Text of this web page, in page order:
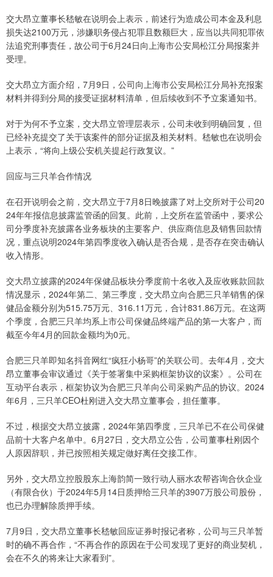
交大昂立董事长嵇敏在说明会上表示，前述行为造成公司本金及利息
损失达2100万元，涉嫌职务侵占犯罪且数额巨大，应当以共同犯罪依
法追究刑事责任，故公司于6月24日向上海市公安局松江分局报案并
受理。
交大昂立方面介绍，7月9日，公司向上海市公安局松江分局补充报案
材料并得到分局的接受证据材料清单，但后续收到不予立案通知书。
对于为何不予立案，交大昂立管理层表示，公司未收到明确回复，但
已经补充提交了关于该案件的部分证据及相关材料。嵇敏也在说明会
上表示，“将向上级公安机关提起行政复议。”
回应与三只羊合作情况
在召开说明会之前，交大昂立于7月8日晚披露了对上交所对于公司20
24年年报信息披露监管函的回复。此前，上交所在监管函中，要求公
司分季度补充披露各业务板块的主要客户、供应商信息及销售回款情
况，重点说明2024年第四季度收入确认是否合规，是否存在突击确认
收入情形。
交大昂立披露的2024年保健品板块分季度前十名收入及应收账款回款
情况显示，2024年第二、第三季度，交大昂立向合肥三只羊销售的保
健品金额分别为515.75万元、316.11万元，合计831.86万元。在这两
个季度，合肥三只羊均系上市公司保健品终端产品的第一大客户，而
截至今年4月的回款金额均为0元。
合肥三只羊即知名抖音网红“疯狂小杨哥”的关联公司。去年4月，交大
昂立董事会审议通过《关于签署集中采购框架协议的议案》。公司在
互动平台表示，框架协议为合肥三只羊向公司采购产品的协议。2024
年6月，三只羊CEO杜刚进入交大昂立董事会，担任董事。
不过，根据交大昂立披露，2024年第四季度，三只羊已不在公司保健
品前十大客户名单中。6月27日，交大昂立公告，公司董事杜刚因个
人原因辞职，并已按照相关规定做好离任交接工作。
另外，交大昂立控股股东上海韵简一致行动人丽水农帮咨询合伙企业
（有限合伙）于2024年5月14日质押给三只羊的3907万股公司股份，
也已办理解除质押手续。
7月9日，交大昂立董事长嵇敏回应证券时报记者称，公司与三只羊暂
时的确不再合作，“不再合作的原因在于公司发现了更好的商业契机，
会在不久的将来让大家看到”。